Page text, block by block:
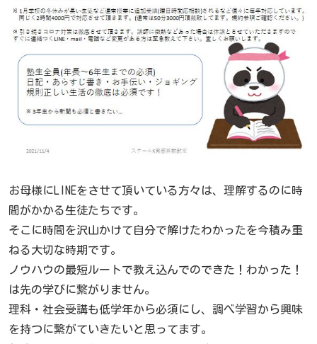
お母様にLINEをさせて頂いている方々は、理解するのに時
間がかかる生徒たちです。
そこに時間を沢山かけて自分で解けたわかったを今積み重
ねる大切な時期です。
ノウハウの最短ルートで教え込んでのできた！わかった！
は先の学びに繋がりません。
理科・社会受講も低学年から必須にし、調べ学習から興味
を持つに繋がていきたいと思ってます。